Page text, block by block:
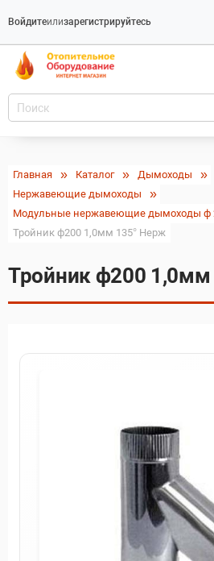
Войдитеилизарегистрируйтесь
Главная Каталог
Дымоходы
Нержавеющие дымоходы
Модульные нержавеющие дымоходы ф
Тройник ф200 1,0мм 135° Нерж
Тройник ф200